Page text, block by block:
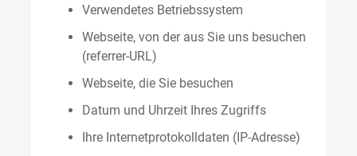
Verwendetes Betriebssystem
Webseite, von der aus Sie uns besuchen
(referrer-URL)
Webseite, die Sie besuchen
Datum und Uhrzeit Ihres Zugriffs
Ihre Internetprotokolldaten (IP-Adresse)